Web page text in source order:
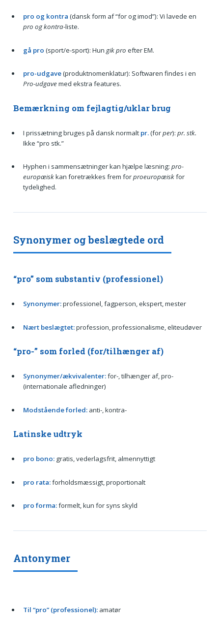
pro og kontra (dansk form af “for og imod”): Vi lavede en
pro og kontra-liste.
gå pro (sport/e-sport): Hun gik pro efter EM.
pro-udgave(produktnomenklatur): Softwaren findes i en
Pro-udgavemed ekstra features.
Bemærkning om fejlagtig/uklar brug
I prissætning bruges på dansk normalt pr.(forper): pr. stk.
Ikke “pro stk.”
Hyphen i sammensætninger kan hjælpe læsning: pro-
europæiskkan foretrækkes frem forproeuropæiskfor
tydelighed.
Synonymer og beslægtede ord
“pro” som substantiv (professionel)
Synonymer:professionel, fagperson, ekspert, mester
Nært beslægtet:profession, professionalisme, eliteudøver
“pro-” som forled (for/tilhænger af)
Synonymer/ækvivalenter:for-, tilhænger af, pro-
(internationale afledninger)
Modstående forled:anti-, kontra-
Latinske udtryk
pro bono:gratis, vederlagsfrit, almennyttigt
pro rata:forholdsmæssigt, proportionalt
pro forma:formelt, kun for syns skyld
Antonymer
Til “pro” (professionel):amatør